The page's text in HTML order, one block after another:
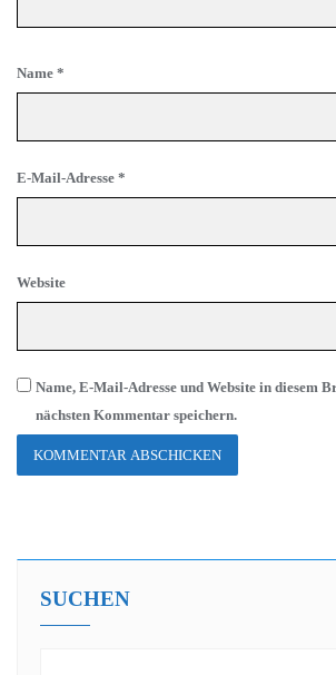
Name *
E-Mail-Adresse *
Website
Name, E-Mail-Adresse und Website in diesem
nächsten Kommentar speichern.
SUCHEN